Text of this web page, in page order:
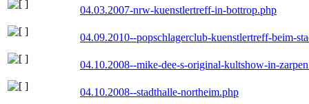
04.03.2007-nrw-kuenstlertreff-in-bottrop.php
04.09.2010--popschlagerclub-kuenstlertreff-beim-
04.10.2008--mike-dee-s-original-kultshow-in-
04.10.2008--stadthalle-northeim.php